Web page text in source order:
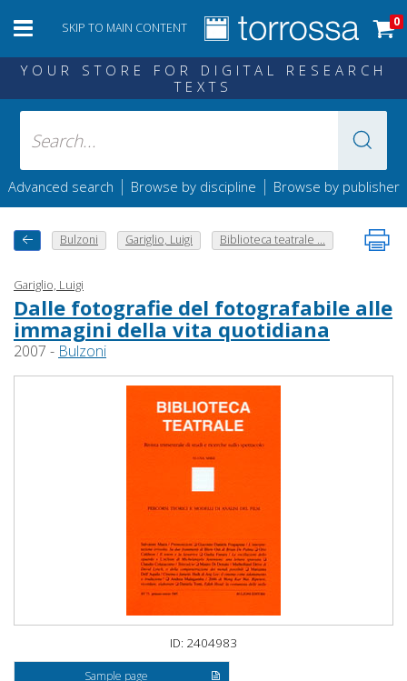
SKIP TO MAIN CONTENT 0
YOUR STORE FOR DIGITAL RESEARCH
TEXTS
Advanced search | Browse by discipline | Browse by publisher
Bulzoni Gariglio, Luigi Biblioteca teatrale ...
Gariglio, Luigi
Dalle fotografie del fotografabile alle
immagini della vita quotidiana
2007 - Bulzoni
ID: 2404983
Sample page